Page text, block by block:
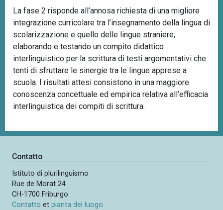
La fase 2 risponde all’annosa richiesta di una migliore
integrazione curricolare tra l’insegnamento della lingua di
scolarizzazione e quello delle lingue straniere,
elaborando e testando un compito didattico
interlinguistico per la scrittura di testi argomentativi che
tenti di sfruttare le sinergie tra le lingue apprese a
scuola. I risultati attesi consistono in una maggiore
conoscenza concettuale ed empirica relativa all’efficacia
interlinguistica dei compiti di scrittura.
Contatto
Istituto di plurilinguismo
Rue de Morat 24
CH-1700 Friburgo
Contatto etpianta del luogo